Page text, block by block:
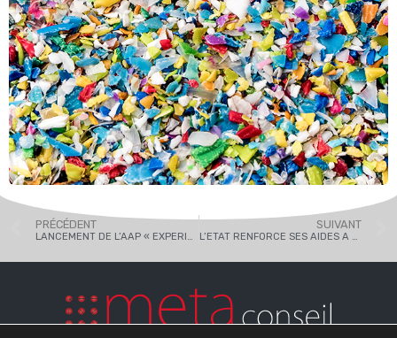
PRÉCÉDENT
LANCEMENT DE L’AAP « EXPERIMENTATIONS – COLLECTIVITES – EXTREME DEFI LOGISTIQUE »
SUIVANT
L’ETAT RENFORCE SES AIDES A LA DECARBONATION DE L’INDUSTRIE